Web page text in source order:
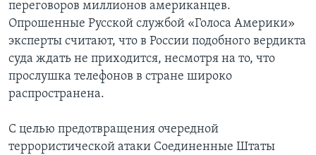
переговоров миллионов американцев.
Опрошенные Русской службой «Голоса Америки»
эксперты считают, что в России подобного вердикта
суда ждать не приходится, несмотря на то, что
прослушка телефонов в стране широко
распространена.
С целью предотвращения очередной
террористической атаки Соединенные Штаты